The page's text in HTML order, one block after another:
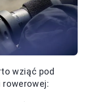
wziąć pod
rowerowej: